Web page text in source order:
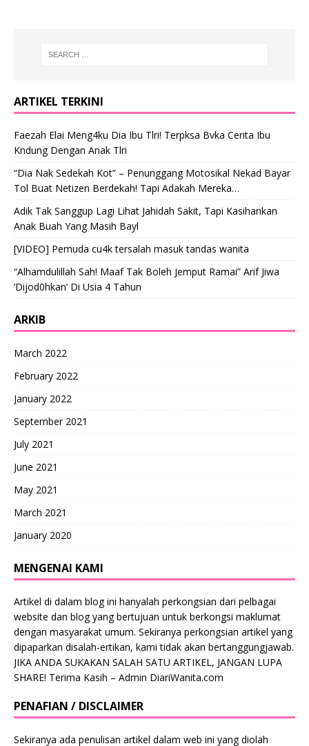
ARTIKEL TERKINI
Faezah Elai Meng4ku Dia Ibu Tlri! Terpksa Bvka Cerita Ibu
Kndung Dengan Anak Tlri
“Dia Nak Sedekah Kot” – Penunggang Motosikal Nekad Bayar
Tol Buat Netizen Berdekah! Tapi Adakah Mereka…
Adik Tak Sanggup Lagi Lihat Jahidah Sakit, Tapi Kasihankan
Anak Buah Yang Masih Bayl
[VIDEO] Pemuda cu4k tersalah masuk tandas wanita
“Alhamdulillah Sah! Maaf Tak Boleh Jemput Ramai” Arif Jiwa
‘Dijod0hkan’ Di Usia 4 Tahun
ARKIB
March 2022
February 2022
January 2022
September 2021
July 2021
June 2021
May 2021
March 2021
January 2020
MENGENAI KAMI
Artikel di dalam blog ini hanyalah perkongsian dari pelbagai
website dan blog yang bertujuan untuk berkongsi maklumat
dengan masyarakat umum. Sekiranya perkongsian artikel yang
dipaparkan disalah-ertikan, kami tidak akan bertanggungjawab.
JIKA ANDA SUKAKAN SALAH SATU ARTIKEL, JANGAN LUPA
SHARE! Terima Kasih – Admin DiariWanita.com
PENAFIAN / DISCLAIMER
Sekiranya ada penulisan artikel dalam web ini yang diolah